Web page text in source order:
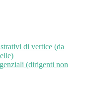
di vertice (da
(dirigenti non